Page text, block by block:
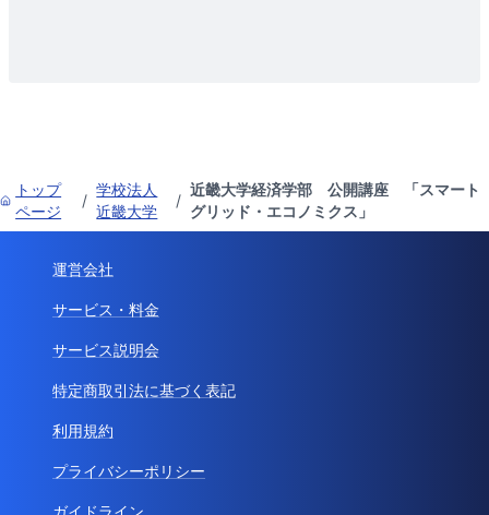
トップ
ページ
/
学校法人
近畿大学
/
近畿大学経済学部 公開講座 「スマート
グリッド・エコノミクス」
運営会社
サービス・料金
サービス説明会
特定商取引法に基づく表記
利用規約
プライバシーポリシー
ガイドライン